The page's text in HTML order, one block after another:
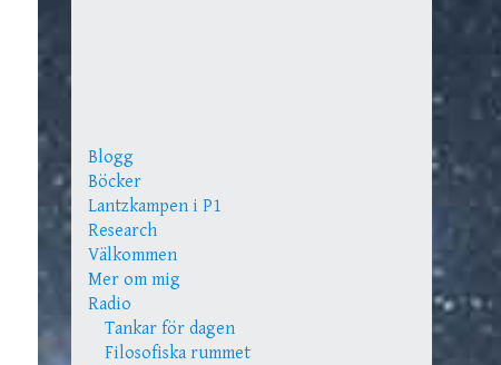
Blogg
Böcker
Lantzkampen i P1
Research
Välkommen
Mer om mig
Radio
Tankar för dagen
Filosofiska rummet